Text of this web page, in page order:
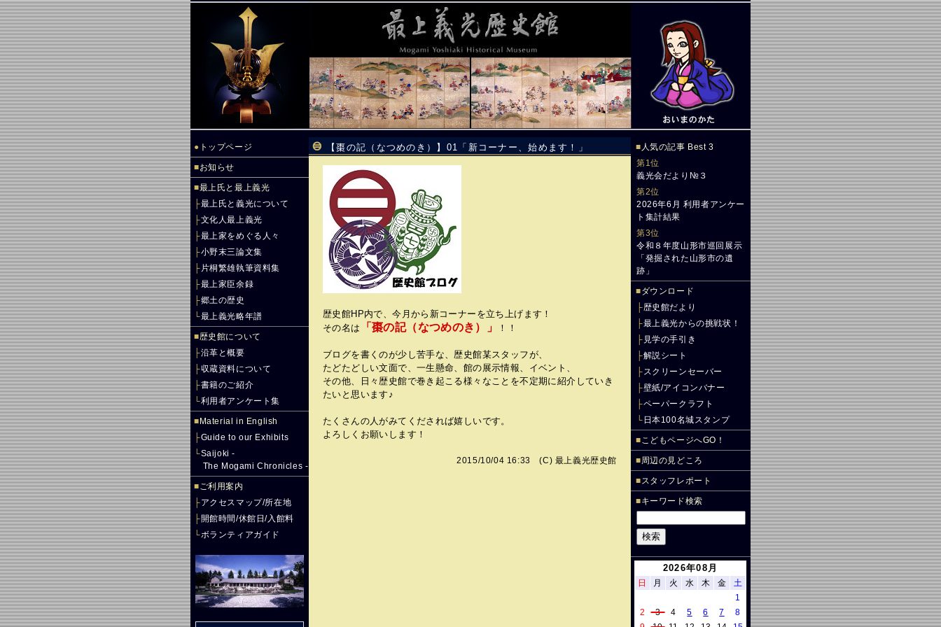
● トップページ
■お知らせ
■最上氏と最上義光
├最上氏と義光について
├文化人最上義光
├最上家をめぐる人々
├小野末三論文集
├ 片桐繁雄執筆資料集
├最上家臣余録
├郷土の歴史
└最上義光略年譜
■歴史館について
├沿革と概要
├収蔵資料について
├書籍のご紹介
└利用者アンケート集
■ Material in English
├Guide to our Exhibits
└Saijoki -
The Mogami Chronicles -
■ご利用案内
├アクセスマップ/所在地
├開館時間/休館日/入館料
└ボランティアガイド
【棗の記（なつめのき）】01「新コーナー、始めます！」
歴史館HP内で、今月から新コーナーを立ち上げます！
その名は
「棗の記（なつめのき）」 ！！
ブログを書くのが少し苦手な、歴史館某スタッフが、
たどたどしい文面で、一生懸命、館の展示情報、イベント、
その他、日々歴史館で巻き起こる様々なことを不定期に紹介していき
たいと思います♪
たくさんの人がみてくだされば嬉しいです。
よろしくお願いします！
2015/10/04 16:33 (C) 最上義光歴史館
■ 人気の記事 Best 3
第1位
義光会だより№３
第2位
2026年6月 利用者アンケー
ト集計結果
第3位
令和８年度山形市巡回展示
「発掘された山形市の遺
跡」
■ダウンロード
├歴史館だより
├最上義光からの挑戦状！
├ 見学の手引き
├解説シート
├スクリーンセーバー
├壁紙/アイコンバナー
├ペーパークラフト
└ 日本100名城スタンプ
■こどもページへGO！
■周辺の見どころ
■スタッフレポート
■キーワード検索
2026年08月
日 月 火 水 木 金
土
1
2
3 4 5 6 7
8